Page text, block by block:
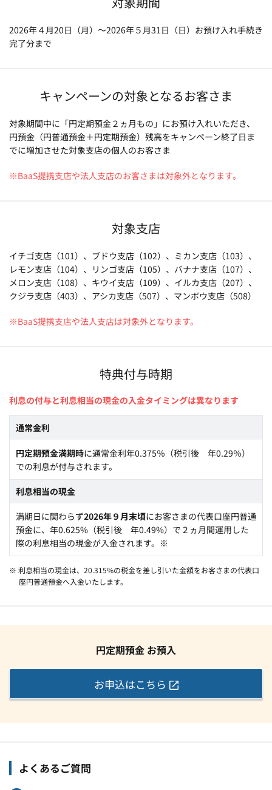
2026年４月20日（月）～2026年５月31日（日）お預け入れ手続き
完了分まで
キャンペーンの対象となるお客さま
対象期間中に「円定期預金２ヵ月もの」にお預け入れいただき、
円預金（円普通預金＋円定期預金）残高をキャンペーン終了日ま
でに増加させた対象支店の個人のお客さま
※BaaS提携支店や法人支店のお客さまは対象外となります。
対象支店
イチゴ支店（101）、ブドウ支店（102）、ミカン支店（103）、
レモン支店（104）、リンゴ支店（105）、バナナ支店（107）、
メロン支店（108）、キウイ支店（109）、イルカ支店（207）、
クジラ支店（403）、アシカ支店（507）、マンボウ支店（508）
※BaaS提携支店や法人支店は対象外となります。
特典付与時期
利息の付与と利息相当の現金の入金タイミングは異なります
通常金利
円定期預金満期時に通常金利年0.375％（税引後 年0.29％）
での利息が付与されます。
利息相当の現金
満期日に関わらず2026年９月末頃にお客さまの代表口座円普通
預金に、年0.625%（税引後 年0.49%）で２ヵ月間運用した
際の利息相当の現金が入金されます。※
※ 利息相当の現金は、20.315%の税金を差し引いた金額をお客さまの代表口
座円普通預金へ入金いたします。
円定期預金 お預入
お申込はこちら
よくあるご質問